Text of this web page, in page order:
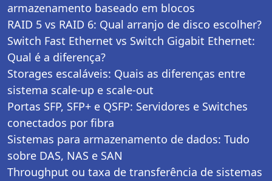
armazenamento baseado em blocos
RAID 5 vs RAID 6: Qual arranjo de disco escolher?
Switch Fast Ethernet vs Switch Gigabit Ethernet:
Qual é a diferença?
Storages escaláveis: Quais as diferenças entre
sistema scale-up e scale-out
Portas SFP, SFP+ e QSFP: Servidores e Switches
conectados por fibra
Sistemas para armazenamento de dados: Tudo
sobre DAS, NAS e SAN
Throughput ou taxa de transferência de sistemas